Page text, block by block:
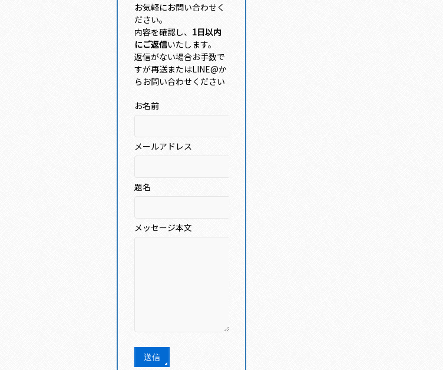
お気軽にお問い合わせく
ださい。
内容を確認し、 1日以内
にご返信いたします。
返信がない場合お手数で
すが再送またはLINE@か
らお問い合わせください
お名前
メールアドレス
題名
メッセージ本文